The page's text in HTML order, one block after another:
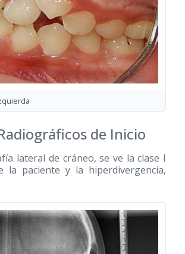
de Inicio
lateral de cráneo, se ve la clase I
la paciente y la hiperdivergencia,